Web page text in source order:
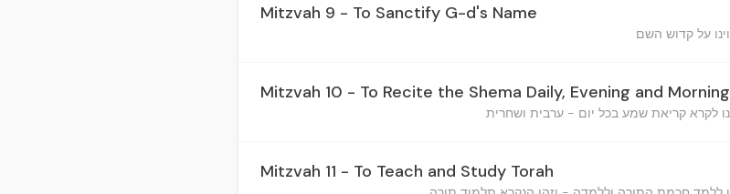
Mitzvah 9 - To Sanctify G-d's Name
Mitzvah 10 - To Recite the Shema Daily, Evening and Morning
Mitzvah 11 - To Teach and Study Torah